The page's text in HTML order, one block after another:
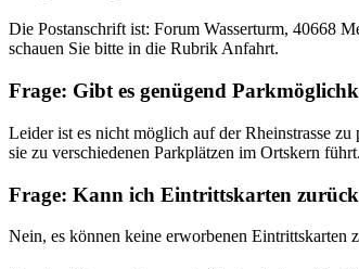
Die Postanschrift ist: Forum Wasserturm, 40668
schauen Sie bitte in die Rubrik Anfahrt.
Frage: Gibt es genügend
Leider ist es nicht möglich auf der Rheinstrasse
sie zu verschiedenen Parkplätzen im Ortskern führt.
Frage: Kann ich Eintrittskarten
Nein, es können keine erworbenen Eintrittskarten